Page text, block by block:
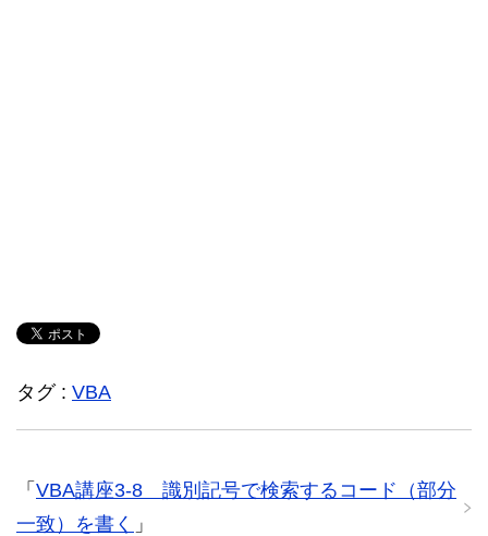
タグ : VBA
「 VBA講座3-8 識別記号で検索するコード（部分
一致）を書く 」